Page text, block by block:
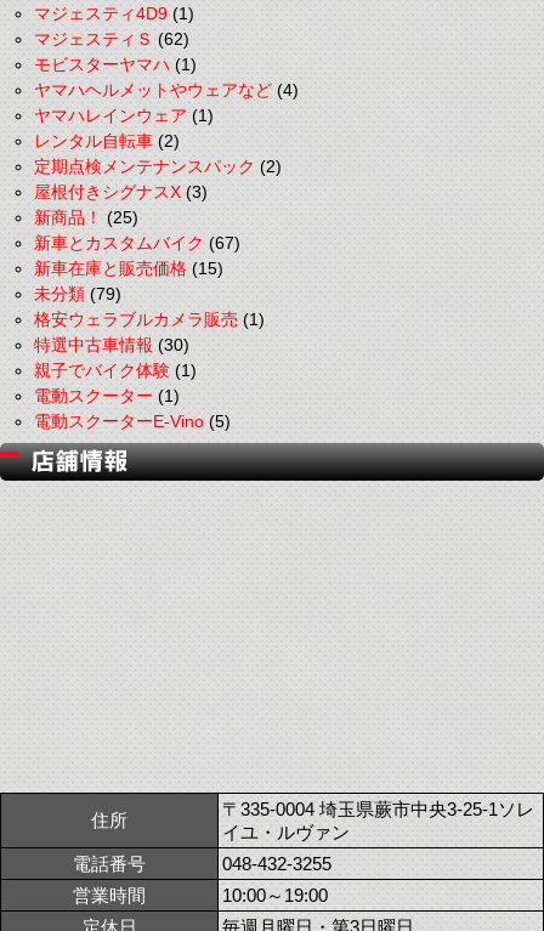
マジェスティ4D9(1)
マジェスティＳ(62)
モビスターヤマハ(1)
ヤマハヘルメットやウェアなど(4)
ヤマハレインウェア(1)
レンタル自転車(2)
定期点検メンテナンスパック(2)
屋根付きシグナスX(3)
新商品！(25)
新車とカスタムバイク(67)
新車在庫と販売価格(15)
未分類(79)
格安ウェラブルカメラ販売(1)
特選中古車情報(30)
親子でバイク体験(1)
電動スクーター(1)
電動スクーターE-Vino(5)
住所
〒335-0004 埼玉県蕨市中央3-25-1ソレ
イユ・ルヴァン
電話番号
048-432-3255
営業時間
10:00～19:00